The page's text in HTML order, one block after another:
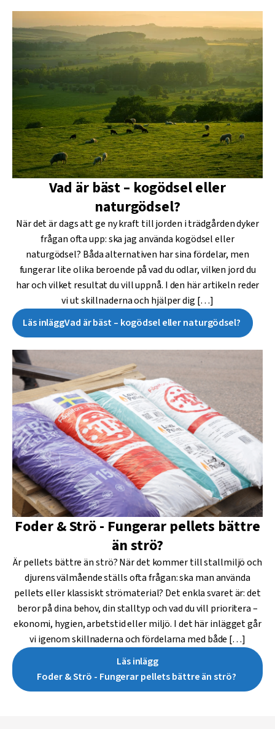
Vad är bäst – kogödsel eller
naturgödsel?
När det är dags att ge ny kraft till jorden i trädgården dyker
frågan ofta upp: ska jag använda kogödsel eller
naturgödsel? Båda alternativen har sina fördelar, men
fungerar lite olika beroende på vad du odlar, vilken jord du
har och vilket resultat du vill uppnå. I den här artikeln reder
vi ut skillnaderna och hjälper dig […]
Läs inläggVad är bäst – kogödsel eller naturgödsel?
Foder & Strö - Fungerar pellets bättre
än strö?
Är pellets bättre än strö? När det kommer till stallmiljö och
djurens välmående ställs ofta frågan: ska man använda
pellets eller klassiskt strömaterial? Det enkla svaret är: det
beror på dina behov, din stalltyp och vad du vill prioritera –
ekonomi, hygien, arbetstid eller miljö. I det här inlägget går
vi igenom skillnaderna och fördelarna med både […]
Läs inlägg
Foder & Strö - Fungerar pellets bättre än strö?